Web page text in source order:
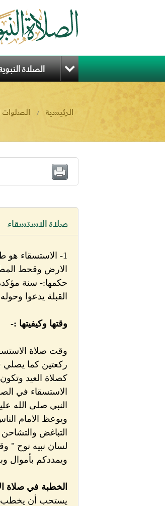
الصلاة
الرئيسية /
صلاة الاستسقاء
1- الاستسقاء هو
الارض وقحط
حكمها:- سنة
القبلة يدعوا
وقتها وكيفيتها :-
وقت صلاة
ركعتين كما يصلي
كصلاة العيد
الاستسقاء في
النبي صلى الله
ويوعظ الامام
التباغض
لسان نبيه نوح "
ويمددكم بأموال
الخطبة في صلاة
يستحب أن يخطب